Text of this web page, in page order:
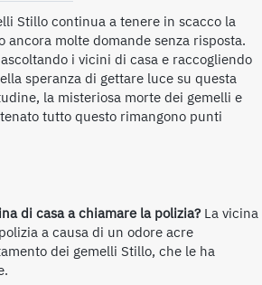
Stillo continua a tenere in scacco la
ancora molte domande senza risposta.
i vicini di casa e raccogliendo
speranza di gettare luce su questa
la misteriosa morte dei gemelli e
tutto questo rimangono punti
di casa a chiamare la polizia?La vicina
a causa di un odore acre
dei gemelli Stillo, che le ha